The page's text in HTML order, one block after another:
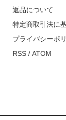
返品について
特定商取引法に
プライバシーポ
RSS / ATOM